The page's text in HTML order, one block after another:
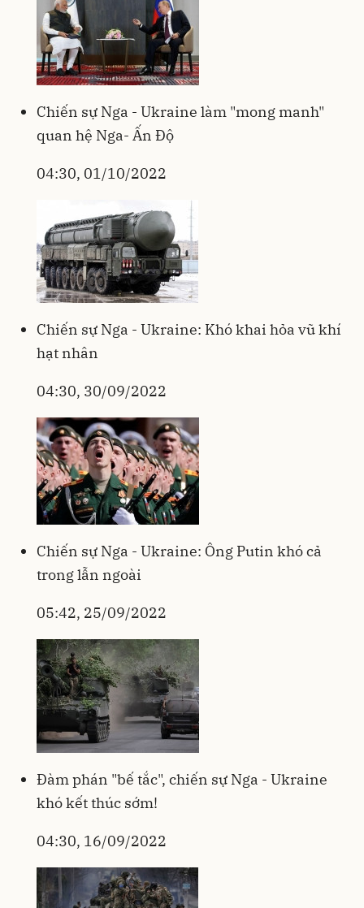
Chiến sự Nga - Ukraine làm "mong manh"
quan hệ Nga- Ấn Độ
04:30, 01/10/2022
Chiến sự Nga - Ukraine: Khó khai hỏa vũ khí
hạt nhân
04:30, 30/09/2022
Chiến sự Nga - Ukraine: Ông Putin khó cả
trong lẫn ngoài
05:42, 25/09/2022
Đàm phán "bế tắc", chiến sự Nga - Ukraine
khó kết thúc sớm!
04:30, 16/09/2022